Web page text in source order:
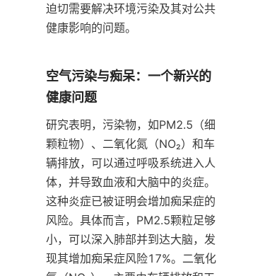
迫切需要解决环境污染及其对公共
健康影响的问题。
空气污染与痴呆：一个新兴的
健康问题
研究表明，污染物，如PM2.5（细
颗粒物）、二氧化氮（NO₂）和车
辆排放，可以通过呼吸系统进入人
体，并导致血液和大脑中的炎症。
这种炎症已被证明会增加痴呆症的
风险。具体而言，PM2.5颗粒足够
小，可以深入肺部并到达大脑，发
现其增加痴呆症风险17%。二氧化